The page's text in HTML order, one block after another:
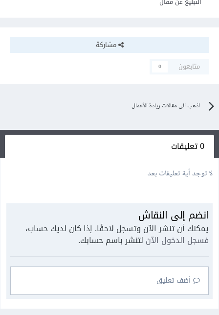
مشاركة
متابعون
0
اذهب الى مقالات ريادة الأعمال
0 تعليقات
لا توجد أية تعليقات بعد
انضم إلى النقاش
يمكنك أن تنشر الآن وتسجل لاحقًا. إذا كان لديك حساب،
فسجل الدخول الآن لتنشر باسم حسابك.
أضف تعليق